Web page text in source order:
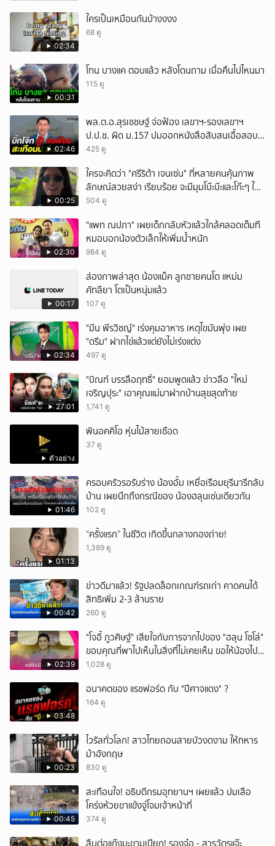
02:34
ใครเป็นเหมือนกันบ้างงงง
68 ดู
00:31
โทน บางแค ตอบแล้ว หลังโดนถาม เมื่อคืนไปไหนมา
115 ดู
02:46
พล.ต.อ.สุรเชชษฐ์ จ่อฟ้อง เลขาฯ-รองเลขาฯ
ป.ป.ช. ผิด ม.157 ปมออกหนังสือสับสนเอื้อสอบ
คดีซ้ำซ้อน
425 ดู
00:25
ใครจะคิดว่า "ศรีริต้า เจนเซ่น" ที่หลายคนคุ้นภาพ
ลักษณ์สวยสง่า เรียบร้อย จะมีมุมโบ๊ะบ๊ะและโก๊ะๆ ให้
ได้อมยิ้มเหมือนกัน งานนี้ทำเอาแฟนๆ ทั้งเอ็นดูทั้ง
504 ดู
02:30
"แพท ณปภา" เผยเด็กกลับหัวแล้วใกล้คลอดเต็มที
หมอบอกน้องตัวเล็กให้เพิ่มน้ำหนัก
984 ดู
00:17
ส่องภาพล่าสุด น้องแม็ค ลูกชายคนโต แหม่ม
คัทลียา โตเป็นหนุ่มแล้ว
107 ดู
02:34
"มีน พีรวิชญ์" เร่งคุมอาหาร เหตุไขมันพุ่ง เผย
"ดรีม" ฝากไข่แล้วแต่ยังไม่เร่งแต่ง
497 ดู
27:01
"บิณฑ์ บรรลือฤทธิ์" ยอมพูดแล้ว ข่าวลือ "ใหม่
เจริญปุระ" เอาคุณแม่มาฝากบ้านสุขสุดท้าย
1,741 ดู
ตัวอย่าง
พินอคคิโอ หุ่นไม้สายเชือด
37 ดู
01:46
ครอบครัวรอรับร่าง น้องอั้ม เหยื่อเรือมยุรีนารีกลับ
บ้าน เผยนึกถึงกรณีของ น้องฮลุนเช่นเดียวกัน
102 ดู
01:13
“ครั้งแรก” ในชีวิต เกิดขึ้นกลางกองถ่าย!
1,389 ดู
00:42
ข่าวดีมาแล้ว! รัฐปลดล็อกเกณฑ์รถเก่า คาดคนได้
สิทธิเพิ่ม 2-3 ล้านราย
260 ดู
02:39
"โจอี้ ภูวศิษฐ์" เสียใจกับการจากไปของ "ฮลุน โซโล่"
ขอบคุณที่พาไปเห็นในสิ่งที่ไม่เคยเห็น ขอให้น้องไปสู่
สุคติ
1,028 ดู
03:48
อนาคตของ แรชฟอร์ด กับ "ปีศาจแดง" ?
164 ดู
00:23
ไวรัลทั่วโลก! สาวไทยถอนสายบัวงดงาม ให้ทหาร
ม้าอังกฤษ
830 ดู
00:45
สะเทือนใจ! อธิบดีกรมอุทยานฯ เผยแล้ว ปมเสือ
โคร่งห้วยขาแข้งจู่โจมเจ้าหน้าที่
374 ดู